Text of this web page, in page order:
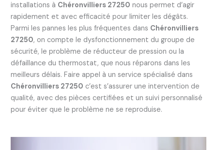
installations à Chéronvilliers 27250 nous permet d’agir
rapidement et avec efficacité pour limiter les dégâts.
Parmi les pannes les plus fréquentes dans Chéronvilliers
27250, on compte le dysfonctionnement du groupe de
sécurité, le problème de réducteur de pression ou la
défaillance du thermostat, que nous réparons dans les
meilleurs délais. Faire appel à un service spécialisé dans
Chéronvilliers 27250 c’est s’assurer une intervention de
qualité, avec des pièces certifiées et un suivi personnalisé
pour éviter que le problème ne se reproduise.